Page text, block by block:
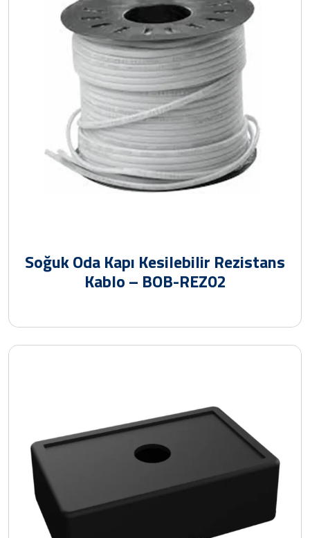
Soğuk Oda Kapı Kesilebilir Rezistans
Kablo – BOB-REZ02